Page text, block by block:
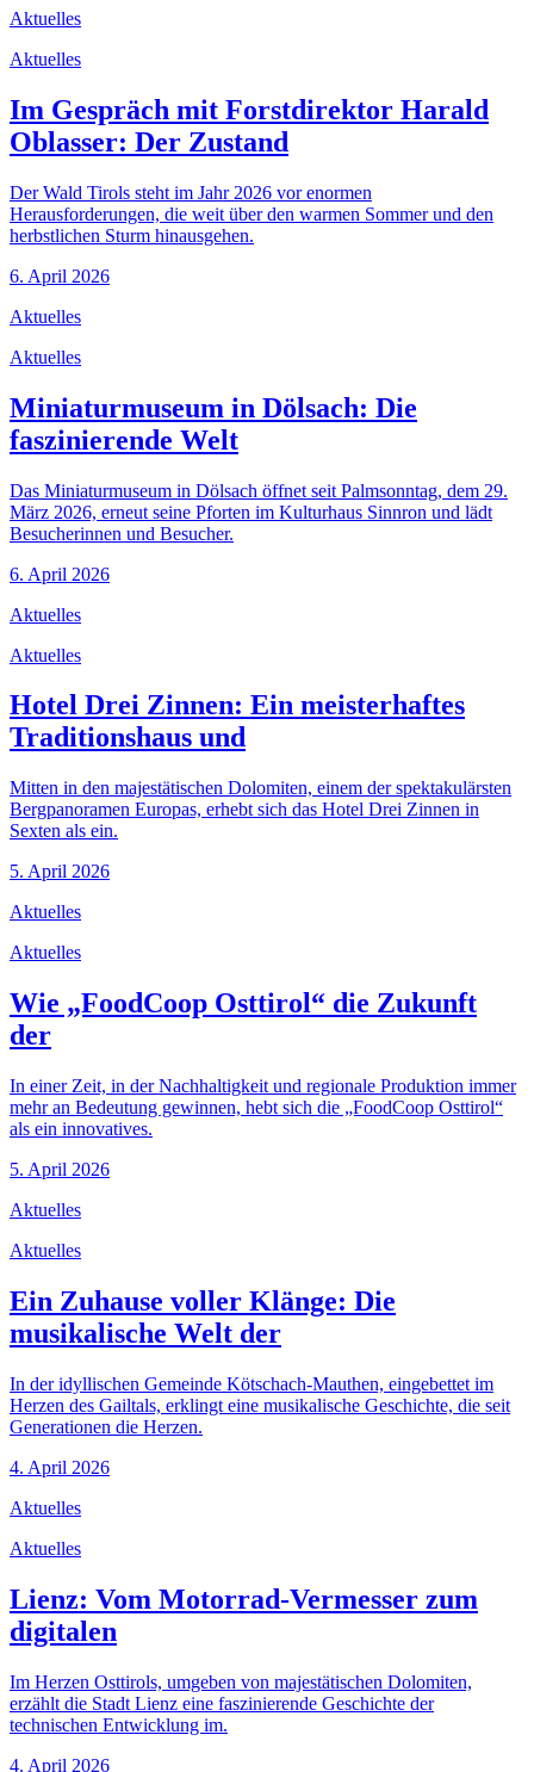
Aktuelles
Aktuelles
Im Gespräch mit Forstdirektor Harald
Oblasser: Der Zustand
Der Wald Tirols steht im Jahr 2026 vor enormen
Herausforderungen, die weit über den warmen Sommer und den
herbstlichen Sturm hinausgehen.
6. April 2026
Aktuelles
Aktuelles
Miniaturmuseum in Dölsach: Die
faszinierende Welt
Das Miniaturmuseum in Dölsach öffnet seit Palmsonntag, dem 29.
März 2026, erneut seine Pforten im Kulturhaus Sinnron und lädt
Besucherinnen und Besucher.
6. April 2026
Aktuelles
Aktuelles
Hotel Drei Zinnen: Ein meisterhaftes
Traditionshaus und
Mitten in den majestätischen Dolomiten, einem der spektakulärsten
Bergpanoramen Europas, erhebt sich das Hotel Drei Zinnen in
Sexten als ein.
5. April 2026
Aktuelles
Aktuelles
Wie „FoodCoop Osttirol“ die Zukunft
der
In einer Zeit, in der Nachhaltigkeit und regionale Produktion immer
mehr an Bedeutung gewinnen, hebt sich die „FoodCoop Osttirol“
als ein innovatives.
5. April 2026
Aktuelles
Aktuelles
Ein Zuhause voller Klänge: Die
musikalische Welt der
In der idyllischen Gemeinde Kötschach-Mauthen, eingebettet im
Herzen des Gailtals, erklingt eine musikalische Geschichte, die seit
Generationen die Herzen.
4. April 2026
Aktuelles
Aktuelles
Lienz: Vom Motorrad-Vermesser zum
digitalen
Im Herzen Osttirols, umgeben von majestätischen Dolomiten,
erzählt die Stadt Lienz eine faszinierende Geschichte der
technischen Entwicklung im.
4. April 2026